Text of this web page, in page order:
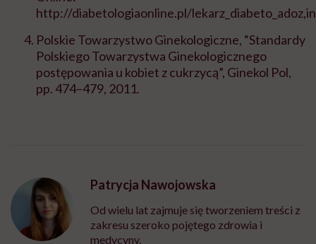
http://diabetologiaonline.pl/
Polskie Towarzystwo Ginekologiczne, “Standardy
Polskiego Towarzystwa Ginekologicznego
postępowania u kobiet z cukrzycą”, Ginekol Pol,
pp. 474–479, 2011.
Patrycja Nawojowska
Od wielu lat zajmuje się tworzeniem treści z
zakresu szeroko pojętego zdrowia i
medycyny.